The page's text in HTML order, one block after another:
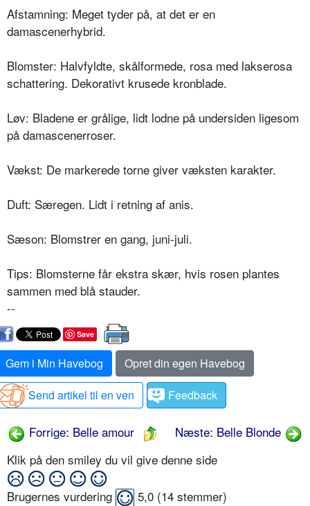
Afstamning: Meget tyder på, at det er en
damascenerhybrid.
Blomster: Halvfyldte, skålformede, ro­sa med lakserosa
schattering. Dekora­tivt krusede kronblade.
Løv: Bladene er grålige, lidt lodne på undersiden ligesom
på damascenerro­ser.
Vækst: De markerede torne giver væksten karakter.
Duft: Særegen. Lidt i retning af anis.
Sæson: Blomstrer en gang, juni-juli.
Tips: Blomsterne får ekstra skær, hvis rosen plantes
sammen med blå stauder.
--
Save
Gem i Min Havebog
Opret din egen Havebog
Send artikel til en ven
Feedback
Forrige: Belle amour
Næste: Belle Blonde
Klik på den smiley du vil give denne side
Brugernes vurdering 5,0 (14 stemmer)